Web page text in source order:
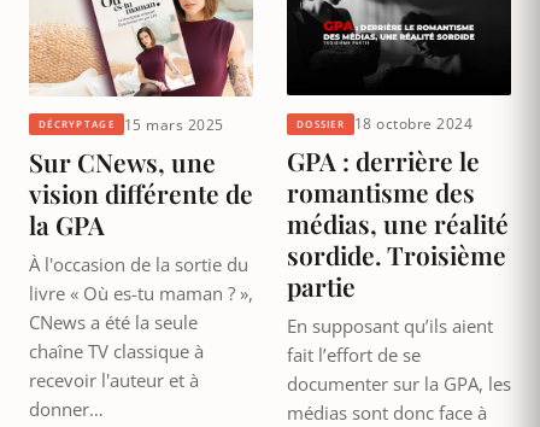
DÉCRYPTAGE 15 mars 2025
Sur CNews, une
vision différente de
la GPA
À l'occasion de la sortie du
livre « Où es-tu maman ? »,
CNews a été la seule
chaîne TV classique à
recevoir l'auteur et à
donner…
DOSSIER 18 octobre 2024
GPA : derrière le
romantisme des
médias, une réalité
sordide. Troisième
partie
En supposant qu’ils aient
fait l’effort de se
documenter sur la GPA, les
médias sont donc face à